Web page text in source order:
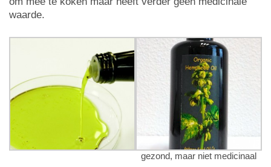
waarde.
gezond, maar niet medicinaal